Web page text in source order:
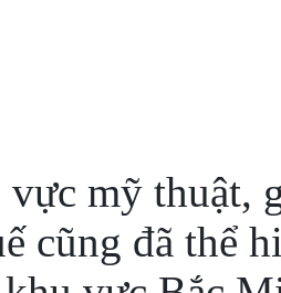
mỹ thuật,
cũng đã thể